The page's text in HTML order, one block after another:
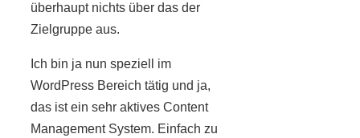
überhaupt nichts über das der
Zielgruppe aus.
Ich bin ja nun speziell im
WordPress Bereich tätig und ja,
das ist ein sehr aktives Content
Management System. Einfach zu